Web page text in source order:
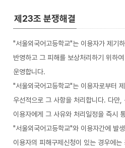
제23조 분쟁해결
"서울외국어고등학교"는 이용자가 제기
반영하고 그 피해를 보상처리하기 위하
운영합니다.
"서울외국어고등학교"는 이용자로부터
우선적으로 그 사항을 처리합니다. 다만
이용자에게 그 사유와 처리일정을 즉시
"서울외국어고등학교"와 이용자간에 발
이용자의 피해구제신청이 있는 경우에는